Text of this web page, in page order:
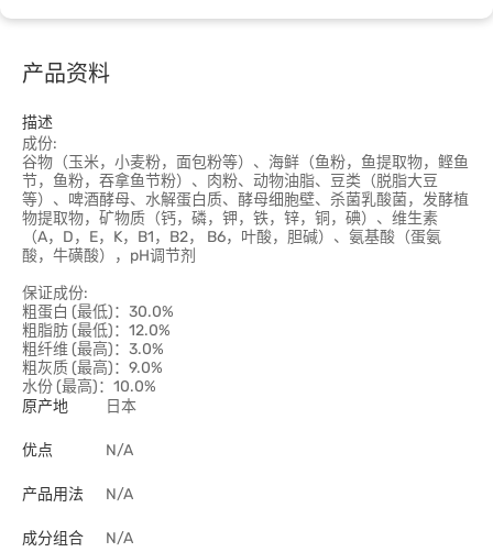
产品资料
描述
成份:
谷物（玉米，小麦粉，面包粉等）、海鲜（鱼粉，鱼提取物，鲣鱼
节，鱼粉，吞拿鱼节粉）、肉粉、动物油脂、豆类（脱脂大豆
等）、啤酒酵母、水解蛋白质、酵母细胞壁、杀菌乳酸菌，发酵植
物提取物，矿物质（钙，磷，钾，铁，锌，铜，碘）、维生素
（A，D，E，K，B1，B2， B6，叶酸，胆碱）、氨基酸（蛋氨
酸，牛磺酸），pH调节剂
保证成份:
粗蛋白 (最低)：30.0%
粗脂肪 (最低)：12.0%
粗纤维 (最高)：3.0%
粗灰质 (最高)：9.0%
水份 (最高)：10.0%
原产地
日本
优点 N/A
产品用法 N/A
成分组合 N/A